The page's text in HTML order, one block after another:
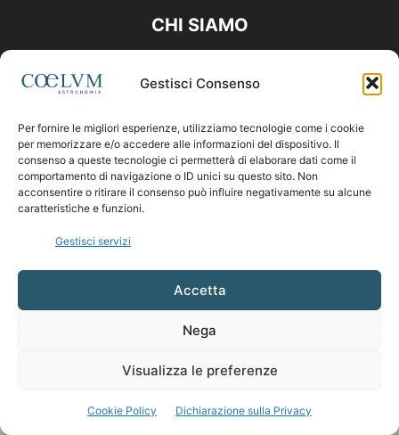
Gestisci Consenso
Per fornire le migliori esperienze, utilizziamo tecnologie come i cookie
per memorizzare e/o accedere alle informazioni del dispositivo. Il
consenso a queste tecnologie ci permetterà di elaborare dati come il
comportamento di navigazione o ID unici su questo sito. Non
acconsentire o ritirare il consenso può influire negativamente su alcune
caratteristiche e funzioni.
Gestisci servizi
Accetta
Nega
Visualizza le preferenze
Cookie Policy Dichiarazione sulla Privacy
CHI SIAMO
Contattaci:coelumastro@coelum.com
SEGUICI